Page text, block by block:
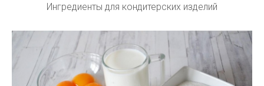
Ингредиенты для кондитерских изделий